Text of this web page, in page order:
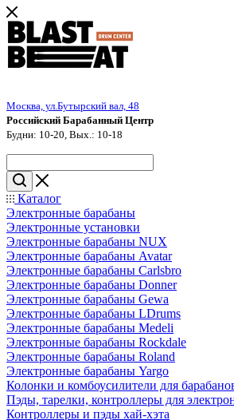
Москва, ул.Бутырский вал, 48
Российский Барабанный Центр
Будни: 10-20, Вых.: 10-18
Каталог
Электронные барабаны
Электронные установки
Электронные барабаны NUX
Электронные барабаны Avatar
Электронные барабаны Carlsbro
Электронные барабаны Donner
Электронные барабаны Gewa
Электронные барабаны LDrums
Электронные барабаны Medeli
Электронные барабаны Rockdale
Электронные барабаны Roland
Электронные барабаны Yargo
Колонки и комбоусилители для
Пэды, тарелки, контроллеры для
Контроллеры и пэды хай-хэта